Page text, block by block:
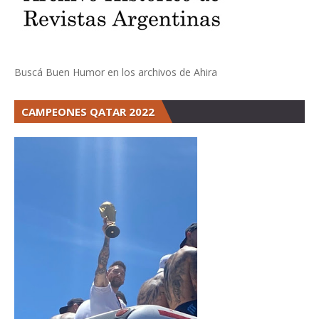
Buscá Buen Humor en los archivos de Ahira
CAMPEONES QATAR 2022